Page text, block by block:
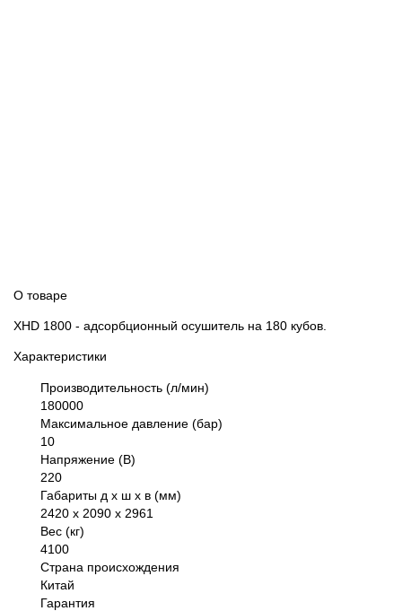
О товаре
XHD 1800 - адсорбционный осушитель на 180 кубов.
Характеристики
Производительность (л/мин)
180000
Максимальное давление (бар)
10
Напряжение (В)
220
Габариты д х ш х в (мм)
2420 х 2090 х 2961
Вес (кг)
4100
Страна происхождения
Китай
Гарантия